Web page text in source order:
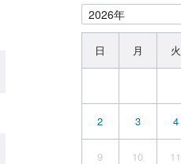
日 月 火
2 3 4
9 10 11